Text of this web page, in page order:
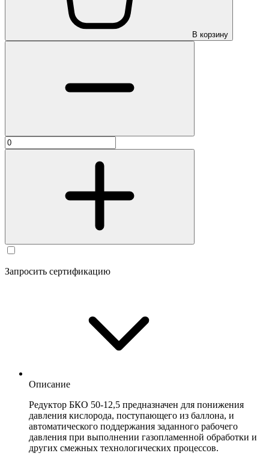
В корзину
Запросить сертификацию
Описание
Редуктор БКО 50-12,5 предназначен для понижения
давления кислорода, поступающего из баллона, и
автоматического поддержания заданного рабочего
давления при выполнении газопламенной обработки и
других смежных технологических процессов.